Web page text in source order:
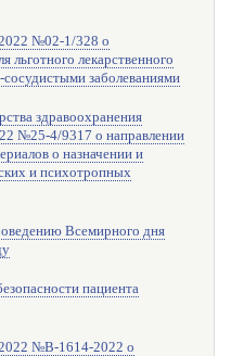
№02-1/328 о
льготного лекарственного
заболеваниями
здравоохранения
№25-4/9317 о направлении
о назначении и
и психотропных
Всемирного дня
пациента
№В-1614-2022 о